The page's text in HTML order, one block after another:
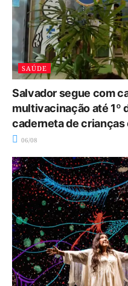
SAÚDE
Salvador segue com
multivacinação até 1º
caderneta de
06/08